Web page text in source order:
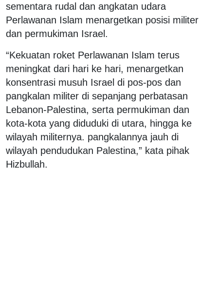
sementara rudal dan angkatan udara
Perlawanan Islam menargetkan posisi militer
dan permukiman Israel.
“Kekuatan roket Perlawanan Islam terus
meningkat dari hari ke hari, menargetkan
konsentrasi musuh Israel di pos-pos dan
pangkalan militer di sepanjang perbatasan
Lebanon-Palestina, serta permukiman dan
kota-kota yang diduduki di utara, hingga ke
wilayah militernya. pangkalannya jauh di
wilayah pendudukan Palestina,” kata pihak
Hizbullah.